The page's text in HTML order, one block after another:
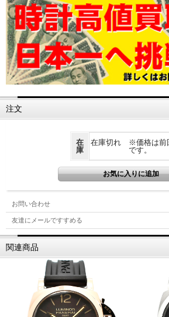
注文
在
庫
在庫切れ ※価格は前
です。
お問い合わせ
友達にメールですすめる
関連商品